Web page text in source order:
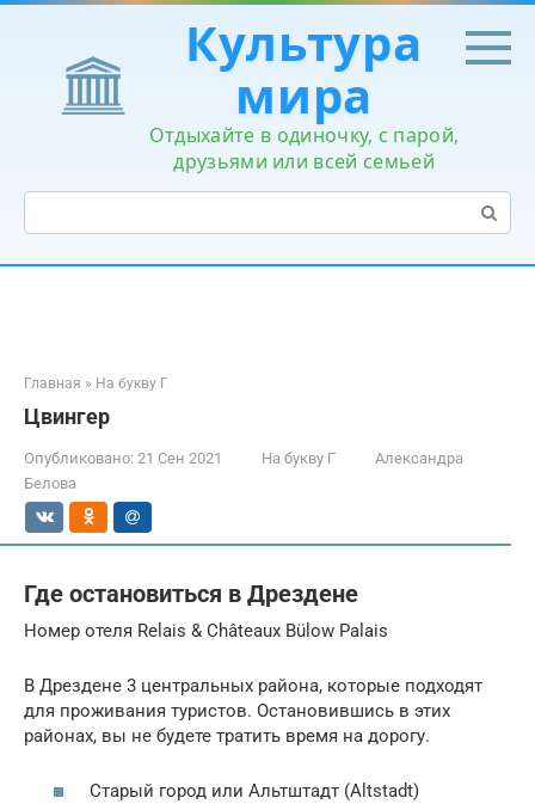
Перейти
контенту
Культура
мира
Отдыхайте в одиночку, с парой,
друзьями или всей семьей
Поиск:
Главная » На букву Г
Цвингер
Опубликовано: 21 Сен 2021 На букву Г
Александра
Белова
Где остановиться в Дрездене
Номер отеля Relais & Châteaux Bülow Palais
В Дрездене 3 центральных района, которые подходят
для проживания туристов. Остановившись в этих
районах, вы не будете тратить время на дорогу.
Старый город или Альтштадт (Altstadt)